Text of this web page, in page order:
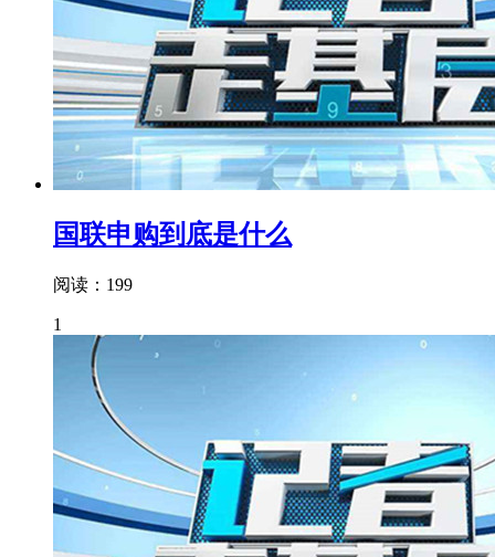
国联申购到底是什么
阅读：199
1